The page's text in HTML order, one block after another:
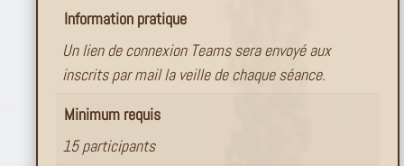
Information pratique
Un lien de connexion Teams sera envoyé aux
inscrits par mail la veille de chaque séance.
Minimum requis
15 participants